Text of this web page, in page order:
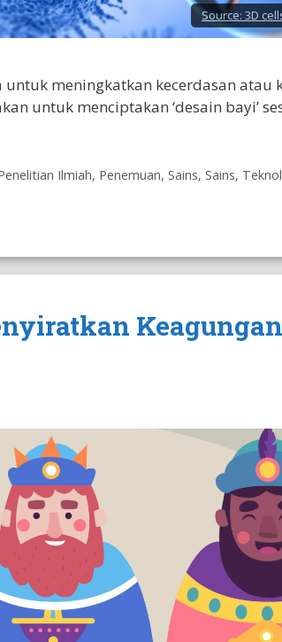
Source: 3D
meningkatkan kecerdasan atau
untuk menciptakan ‘desain bayi’
Ilmiah, Penemuan, Sains, Sains,